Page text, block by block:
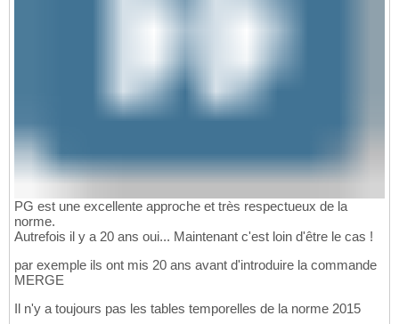
PG est une excellente approche et très respectueux de la
norme.
Autrefois il y a 20 ans oui... Maintenant c'est loin d'être le cas !
par exemple ils ont mis 20 ans avant d'introduire la commande
MERGE
Il n'y a toujours pas les tables temporelles de la norme 2015